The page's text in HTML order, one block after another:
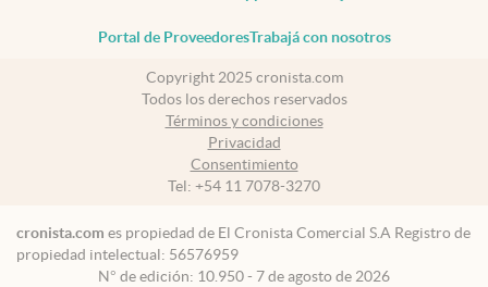
Portal de ProveedoresTrabajá con nosotros
Copyright 2025 cronista.com
Todos los derechos reservados
Términos y condiciones
Privacidad
Consentimiento
Tel: +54 11 7078-3270
cronista.com es propiedad de El Cronista Comercial S.A Registro de
propiedad intelectual: 56576959
N° de edición: 10.950 - 7 de agosto de 2026